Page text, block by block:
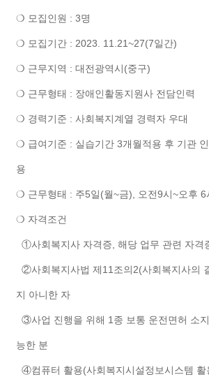
❍ 모집인원 : 3명
❍ 모집기간 : 2023. 11.21~27(7일간)
❍ 근무지역 : 대전광역시(중구)
❍ 근무형태 : 장애인활동지원사 전담인력
❍ 경력기준 : 사회복지계열 경력자 우대
❍ 급여기준 : 실습기간 3개월적용 후 기관
용
❍ 근무형태 : 주5일(월~금), 오전9시~오후 6
❍ 자격조건
①사회복지사 자격증, 해당 업무 관련 자격
②사회복지사법 제11조의2(사회복지사의
지 아니한 자
③사업 진행을 위해 1종 보통 운전면허 소
능한 분
④컴퓨터 활용(사회복지시설정보시스템 활